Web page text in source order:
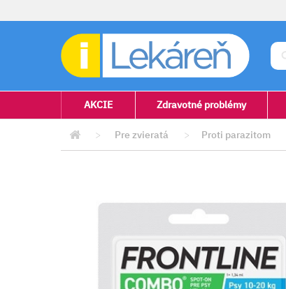
AKCIE Zdravotné problémy
> Pre zvieratá > Proti parazitom